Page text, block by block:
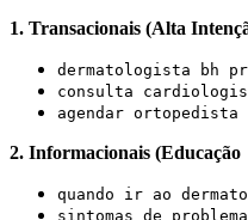
1. Transacionais (Alta
dermatologista bh
consulta
agendar
2. Informacionais
quando ir ao
sintomas de